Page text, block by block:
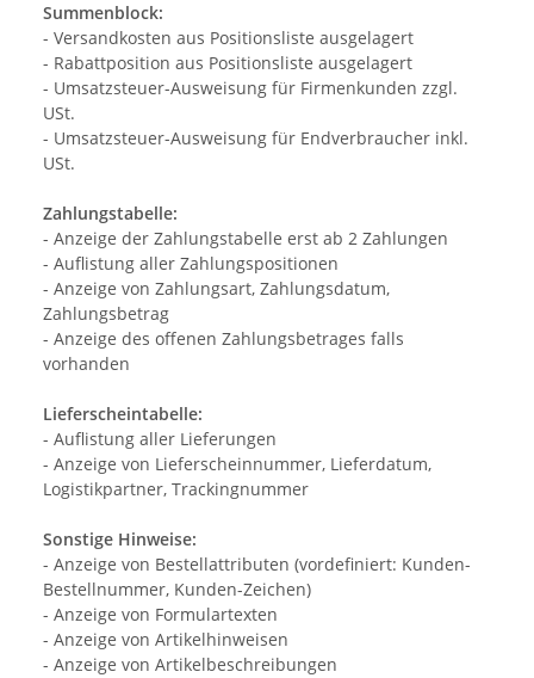
Summenblock:
- Versandkosten aus Positionsliste ausgelagert
- Rabattposition aus Positionsliste ausgelagert
- Umsatzsteuer-Ausweisung für Firmenkunden zzgl.
USt.
- Umsatzsteuer-Ausweisung für Endverbraucher inkl.
USt.
Zahlungstabelle:
- Anzeige der Zahlungstabelle erst ab 2 Zahlungen
- Auflistung aller Zahlungspositionen
- Anzeige von Zahlungsart, Zahlungsdatum,
Zahlungsbetrag
- Anzeige des offenen Zahlungsbetrages falls
vorhanden
Lieferscheintabelle:
- Auflistung aller Lieferungen
- Anzeige von Lieferscheinnummer, Lieferdatum,
Logistikpartner, Trackingnummer
Sonstige Hinweise:
- Anzeige von Bestellattributen (vordefiniert: Kunden-
Bestellnummer, Kunden-Zeichen)
- Anzeige von Formulartexten
- Anzeige von Artikelhinweisen
- Anzeige von Artikelbeschreibungen